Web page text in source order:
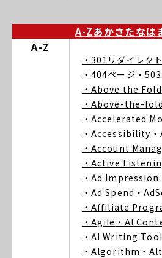
A-Zあかさたなは
A-Z
・301リダイレクト
・404ページ ・
・Above the Fold
・Above-the-
・Accelerated
・Accessibility
・Account
・Active
・Ad Impression
・Ad Spend ・
・Affiliate
・Agile ・AI
・AI Writing Tool
・Algorithm ・